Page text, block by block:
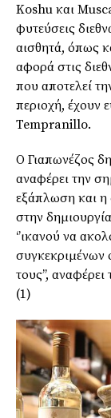
Koshu και
φυτεύσεις
αισθητά, όπως
αφορά στις
που αποτελεί
περιοχή, έχουν
Tempranillo.
Ο Γιαπωνέζος
αναφέρει την
εξάπλωση και η
στην
‘’ικανού να
συγκεκριμένων
τους’’,
(1)